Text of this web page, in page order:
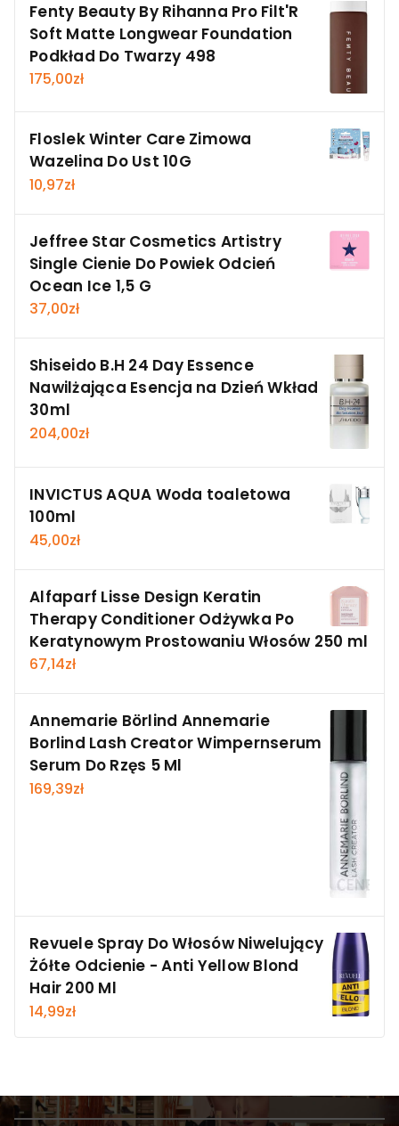
Fenty Beauty By Rihanna Pro Filt'R
Soft Matte Longwear Foundation
Podkład Do Twarzy 498
175,00zł
Floslek Winter Care Zimowa
Wazelina Do Ust 10G
10,97zł
Jeffree Star Cosmetics Artistry
Single Cienie Do Powiek Odcień
Ocean Ice 1,5 G
37,00zł
Shiseido B.H 24 Day Essence
Nawilżająca Esencja na Dzień Wkład
30ml
204,00zł
INVICTUS AQUA Woda toaletowa
100ml
45,00zł
Alfaparf Lisse Design Keratin
Therapy Conditioner Odżywka Po
Keratynowym Prostowaniu Włosów 250 ml
67,14zł
Annemarie Börlind Annemarie
Borlind Lash Creator Wimpernserum
Serum Do Rzęs 5 Ml
169,39zł
Revuele Spray Do Włosów Niwelujący
Żółte Odcienie - Anti Yellow Blond
Hair 200 Ml
14,99zł